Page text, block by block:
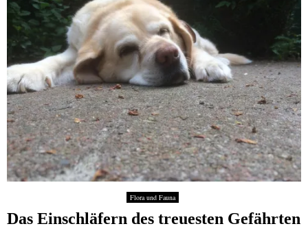
Flora und Fauna
Das Einschläfern des treuesten Gefährten